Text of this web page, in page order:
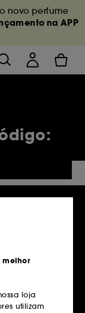
novo perfume
na APP
melhor
loja
utilizam